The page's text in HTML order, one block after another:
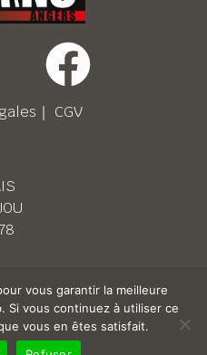
｜ CGV
vous garantir la meilleure
Si vous continuez à utiliser ce
vous en êtes satisfait.